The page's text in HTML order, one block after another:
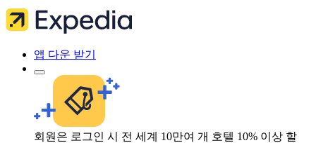
앱 다운 받기
회원은 로그인 시 전 세계 10만여 개 호텔 10% 이상 할